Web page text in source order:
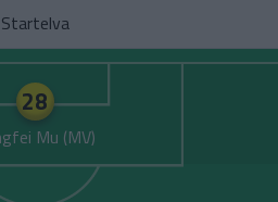
Startelva
28
Mu